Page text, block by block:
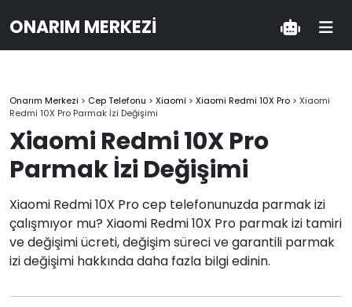
ONARIM MERKEZI
Onarım Merkezi > Cep Telefonu > Xiaomi > Xiaomi Redmi 10X Pro > Xiaomi
Redmi 10X Pro Parmak İzi Değişimi
Xiaomi Redmi 10X Pro
Parmak İzi Değişimi
Xiaomi Redmi 10X Pro cep telefonunuzda parmak izi
çalışmıyor mu? Xiaomi Redmi 10X Pro parmak izi tamiri
ve değişimi ücreti, değişim süreci ve garantili parmak
izi değişimi hakkında daha fazla bilgi edinin.